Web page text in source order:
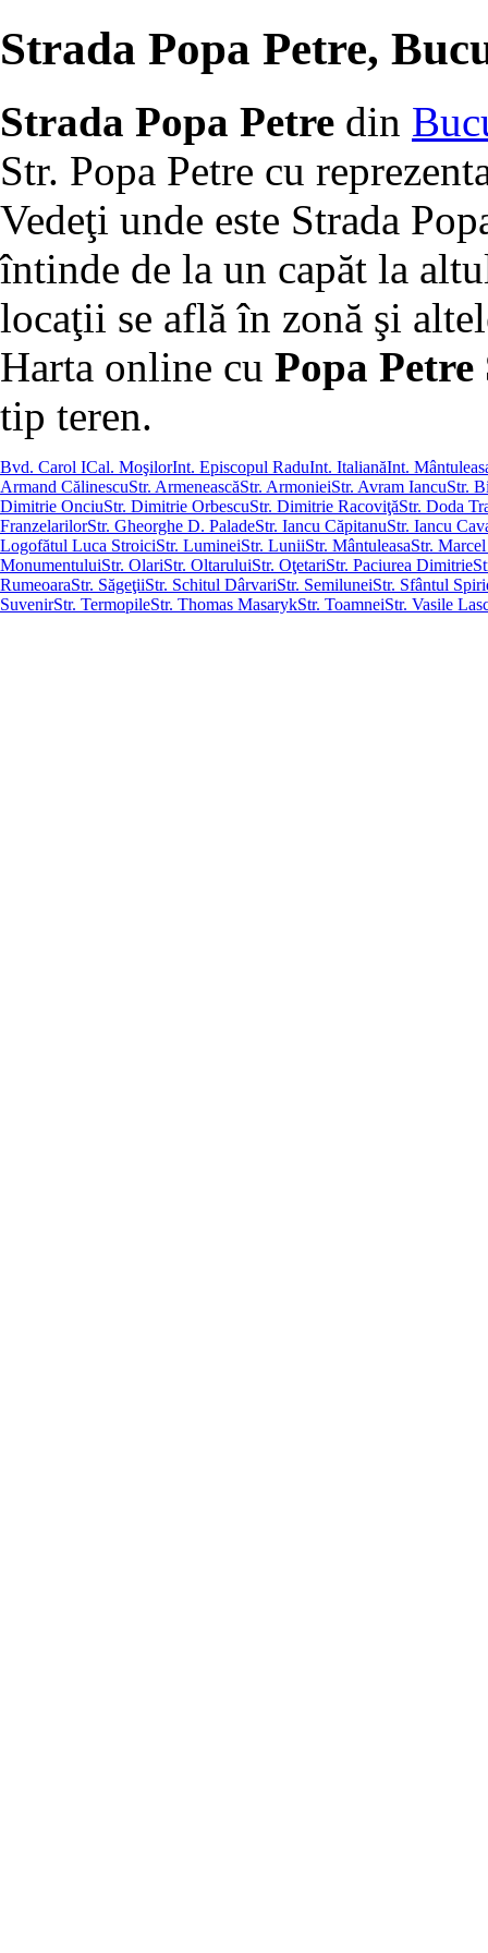
Strada Popa Petre,
Strada Popa Petre din
Str. Popa Petre cu
Vedeţi unde este Strada
întinde de la un capăt la
locaţii se află în zonă şi
Harta online cu Popa Petre
tip teren.
Bvd. Carol ICal. MoşilorInt. Episcopul RaduInt. ItalianăInt.
Armand CălinescuStr. ArmeneascăStr. ArmonieiStr. Avram IancuStr.
Dimitrie OnciuStr. Dimitrie OrbescuStr. Dimitrie RacoviţăStr. Doda
FranzelarilorStr. Gheorghe D. PaladeStr. Iancu CăpitanuStr. Iancu
Logofătul Luca StroiciStr. LumineiStr. LuniiStr. MântuleasaStr.
MonumentuluiStr. OlariStr. OltaruluiStr. OţetariStr. Paciurea Dimitrie
RumeoaraStr. SăgeţiiStr. Schitul DârvariStr. SemiluneiStr. Sfântul
SuvenirStr. TermopileStr. Thomas MasarykStr. ToamneiStr. Vasile